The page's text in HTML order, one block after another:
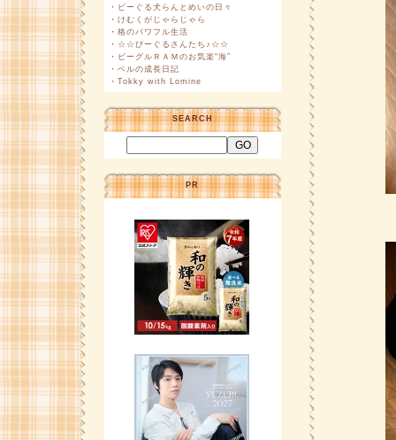
・ ビーぐる犬らんとめいの日々
・ けむくがじゃらじゃら
・ 格のパワフル生活
・ ☆☆びーぐるさんたち♪☆☆
・ ビーグルＲＡＭのお気楽“海”
・ ベルの成長日記
・ Tokky with Lomine
SEARCH
PR